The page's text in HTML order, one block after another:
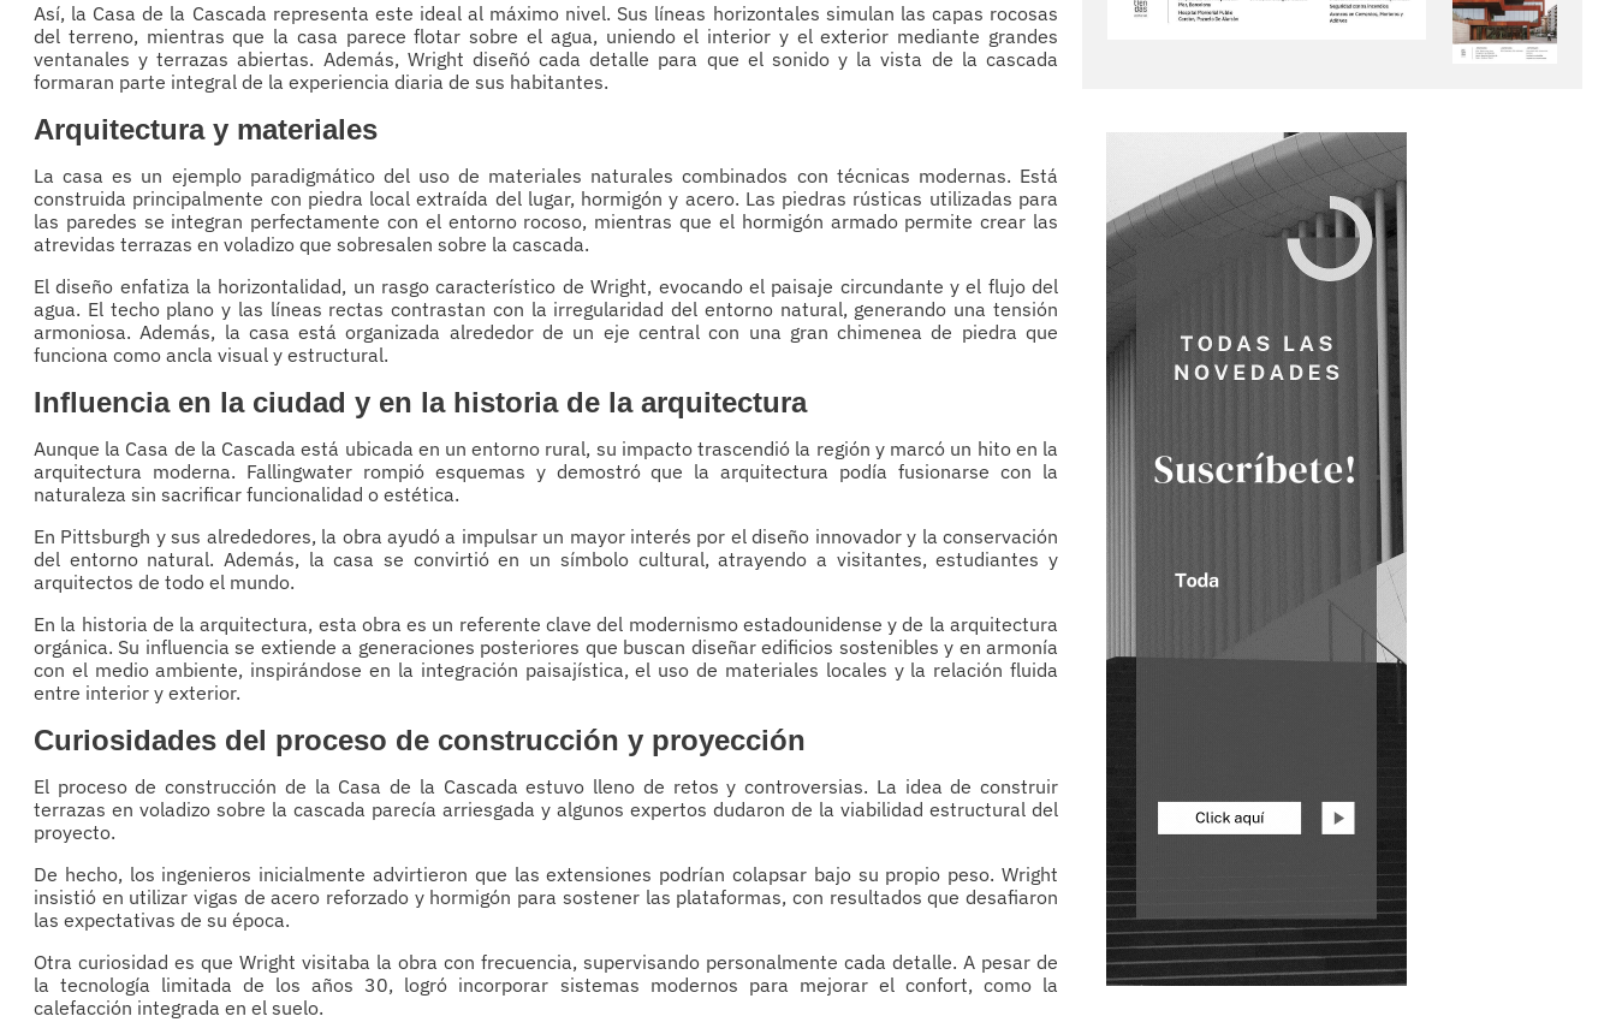
Así, la Casa de la Cascada representa este ideal al máximo nivel. Sus líneas horizontales simulan las capas rocosas
del terreno, mientras que la casa parece flotar sobre el agua, uniendo el interior y el exterior mediante grandes
ventanales y terrazas abiertas. Además, Wright diseñó cada detalle para que el sonido y la vista de la cascada
formaran parte integral de la experiencia diaria de sus habitantes.
Arquitectura y materiales
La casa es un ejemplo paradigmático del uso de materiales naturales combinados con técnicas modernas. Está
construida principalmente con piedra local extraída del lugar, hormigón y acero. Las piedras rústicas utilizadas para
las paredes se integran perfectamente con el entorno rocoso, mientras que el hormigón armado permite crear las
atrevidas terrazas en voladizo que sobresalen sobre la cascada.
El diseño enfatiza la horizontalidad, un rasgo característico de Wright, evocando el paisaje circundante y el flujo del
agua. El techo plano y las líneas rectas contrastan con la irregularidad del entorno natural, generando una tensión
armoniosa. Además, la casa está organizada alrededor de un eje central con una gran chimenea de piedra que
funciona como ancla visual y estructural.
Influencia en la ciudad y en la historia de la arquitectura
Aunque la Casa de la Cascada está ubicada en un entorno rural, su impacto trascendió la región y marcó un hito en la
arquitectura moderna. Fallingwater rompió esquemas y demostró que la arquitectura podía fusionarse con la
naturaleza sin sacrificar funcionalidad o estética.
En Pittsburgh y sus alrededores, la obra ayudó a impulsar un mayor interés por el diseño innovador y la conservación
del entorno natural. Además, la casa se convirtió en un símbolo cultural, atrayendo a visitantes, estudiantes y
arquitectos de todo el mundo.
En la historia de la arquitectura, esta obra es un referente clave del modernismo estadounidense y de la arquitectura
orgánica. Su influencia se extiende a generaciones posteriores que buscan diseñar edificios sostenibles y en armonía
con el medio ambiente, inspirándose en la integración paisajística, el uso de materiales locales y la relación fluida
entre interior y exterior.
Curiosidades del proceso de construcción y proyección
El proceso de construcción de la Casa de la Cascada estuvo lleno de retos y controversias. La idea de construir
terrazas en voladizo sobre la cascada parecía arriesgada y algunos expertos dudaron de la viabilidad estructural del
proyecto.
De hecho, los ingenieros inicialmente advirtieron que las extensiones podrían colapsar bajo su propio peso. Wright
insistió en utilizar vigas de acero reforzado y hormigón para sostener las plataformas, con resultados que desafiaron
las expectativas de su época.
Otra curiosidad es que Wright visitaba la obra con frecuencia, supervisando personalmente cada detalle. A pesar de
la tecnología limitada de los años 30, logró incorporar sistemas modernos para mejorar el confort, como la
calefacción integrada en el suelo.